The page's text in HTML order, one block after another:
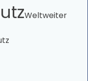
Weltweiter